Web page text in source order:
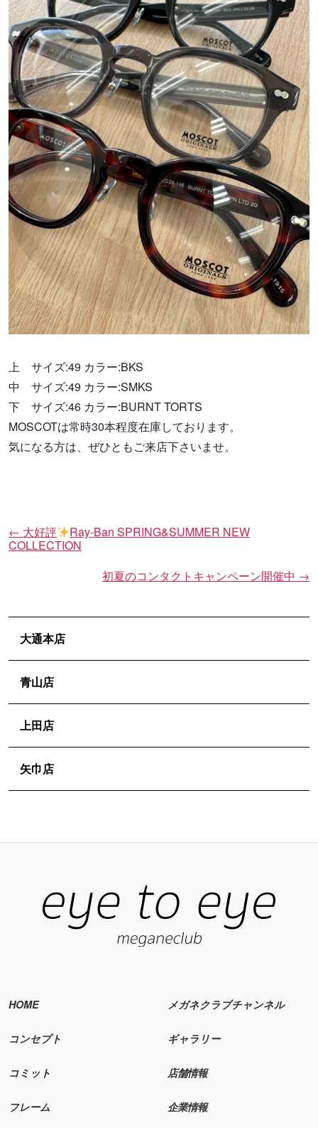
上 サイズ:49 カラー:BKS
中 サイズ:49 カラー:SMKS
下 サイズ:46 カラー:BURNT TORTS
MOSCOTは常時30本程度在庫しております。
気になる方は、ぜひともご来店下さいませ。
投
稿
ゲ
← 大好評
Ray-Ban SPRING&SUMMER NEW
COLLECTION
初夏のコンタクトキャンペーン開催中 →
大通本店
青山店
上田店
矢巾店
HOME
コンセプト
コミット
フレーム
メガネクラブチャンネル
ギャラリー
店舗情報
企業情報